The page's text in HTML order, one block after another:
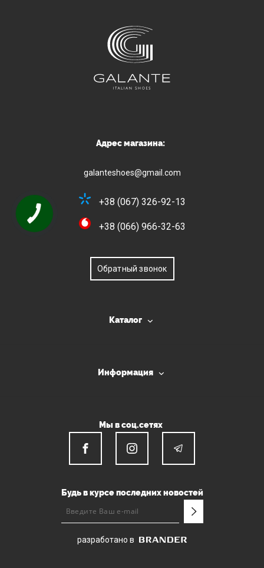
Адрес магазина:
galanteshoes@gmail.com
+38 (067) 326-92-13
+38 (066) 966-32-63
Обратный звонок
Каталог
Информация
Мы в соц.сетях
Будь в курсе последних новостей
разработано в